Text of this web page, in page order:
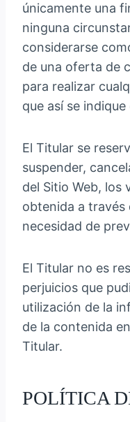
únicamente una
ninguna
considerarse
de una oferta de
para realizar
que así se
El Titular se
suspender,
del Sitio Web, los
obtenida a través
necesidad de
El Titular no es
perjuicios que
utilización de la
de la contenida
Titular.
POLÍTICA